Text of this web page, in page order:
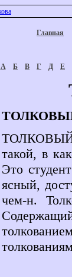
Главная
А Б В Г Д Е
ТОЛКОВЫЙ,
такой, в
Это
ясный,
чем-н.